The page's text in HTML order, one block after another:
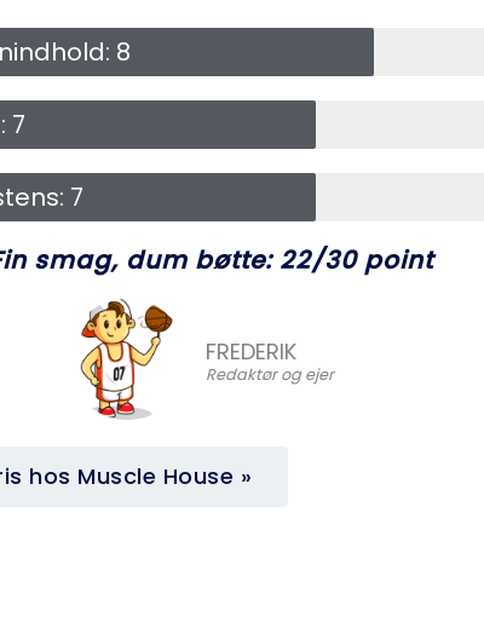
8
7
7
smag, dum bøtte: 22/30 point
FREDERIK
Redaktør og ejer
hos Muscle House »